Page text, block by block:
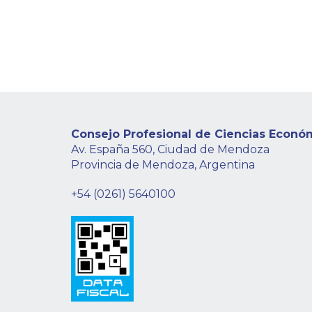
Consejo Profesional de Ciencias
Av. España 560, Ciudad de Mendoza
Provincia de Mendoza, Argentina
+54 (0261) 5640100